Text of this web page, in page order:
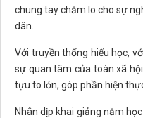
chung tay chăm lo cho sự
dân.
Với truyền thống hiếu học,
sự quan tâm của toàn xã
tựu to lớn, góp phần hiện
Nhân dịp khai giảng năm